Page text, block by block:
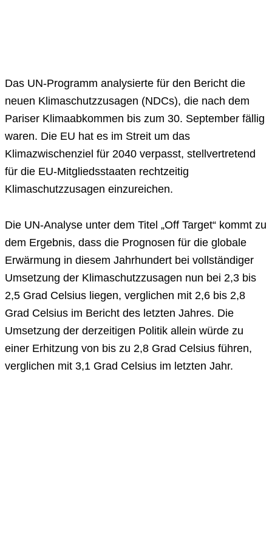
Das UN-Programm analysierte für den Bericht die
neuen Klimaschutzzusagen (NDCs), die nach dem
Pariser Klimaabkommen bis zum 30. September fällig
waren. Die EU hat es im Streit um das
Klimazwischenziel für 2040 verpasst, stellvertretend
für die EU-Mitgliedsstaaten rechtzeitig
Klimaschutzzusagen einzureichen.
Die UN-Analyse unter dem Titel „Off Target“ kommt zu
dem Ergebnis, dass die Prognosen für die globale
Erwärmung in diesem Jahrhundert bei vollständiger
Umsetzung der Klimaschutzzusagen nun bei 2,3 bis
2,5 Grad Celsius liegen, verglichen mit 2,6 bis 2,8
Grad Celsius im Bericht des letzten Jahres. Die
Umsetzung der derzeitigen Politik allein würde zu
einer Erhitzung von bis zu 2,8 Grad Celsius führen,
verglichen mit 3,1 Grad Celsius im letzten Jahr.